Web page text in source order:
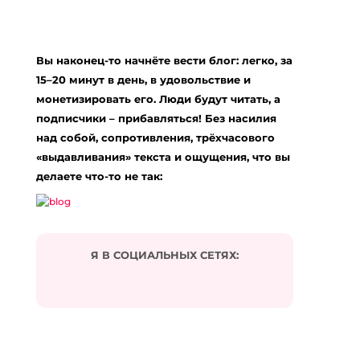
Обязательные поля помечены*
Подписаться на комментарии по e-mail
Вы наконец-то начнёте вести блог: легко, за
15–20 минут в день, в удовольствие и
монетизировать его. Люди будут читать, а
подписчики – прибавляться! Без насилия
над собой, сопротивления, трёхчасового
«выдавливания» текста и ощущения, что вы
делаете что-то не так:
Я В СОЦИАЛЬНЫХ СЕТЯХ: